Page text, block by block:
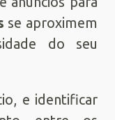
se aproximem
do seu
e identificar